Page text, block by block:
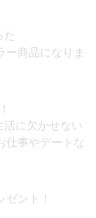
ー商品になりま
に欠かせない
仕事やデートな
ント！